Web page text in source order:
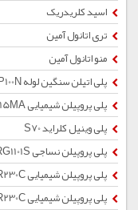
اسید کلریدریک
تری اتانول آمین
منو اتانول آمین
پلی اتیلن سنگین لوله CRP100N
پلی پروپیلن شیمیایی ZH515MA
پلی وینیل کلراید S70
پلی پروپیلن نساجی RG1101S
پلی پروپیلن شیمیایی ZR230C
پلی پروپیلن شیمیایی MR230C